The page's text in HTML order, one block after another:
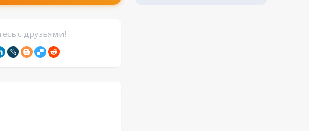
с друзьями!